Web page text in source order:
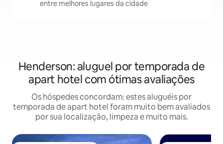
entre melhores lugares da cidade
Henderson: aluguel por temporada de
apart hotel com ótimas avaliações
Os hóspedes concordam: estes aluguéis por
temporada de apart hotel foram muito bem avaliados
por sua localização, limpeza e muito mais.